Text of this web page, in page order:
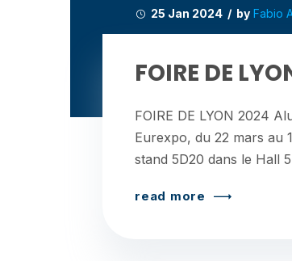
25 Jan 2024 / by Fabio
FOIRE DE
FOIRE DE LYON 2024
Eurexpo, du 22 mars au
stand 5D20 dans le Hall
read more